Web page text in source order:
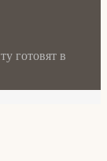
готовят в